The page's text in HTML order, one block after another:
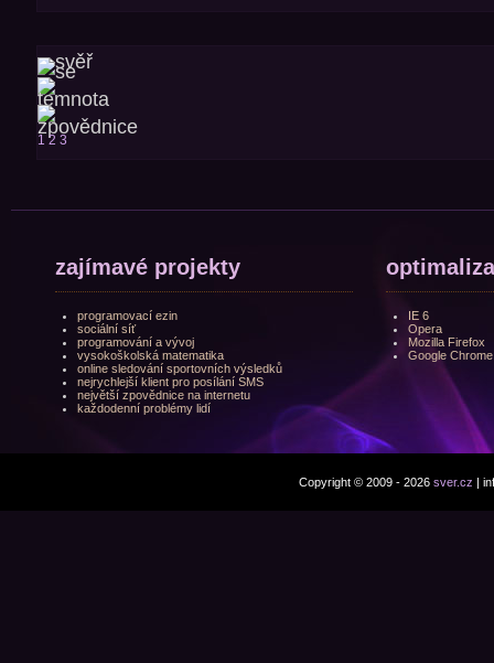
1 2 3
zajímavé projekty
programovací ezin
sociální síť
programování a vývoj
vysokoškolská matematika
online sledování sportovních výsledků
nejrychlejší klient pro posílání SMS
největší zpovědnice na internetu
každodenní problémy lidí
IE 6
Opera
Mozilla Firefox
Google Chrome
Copyright © 2009 - 2026 sver.cz |